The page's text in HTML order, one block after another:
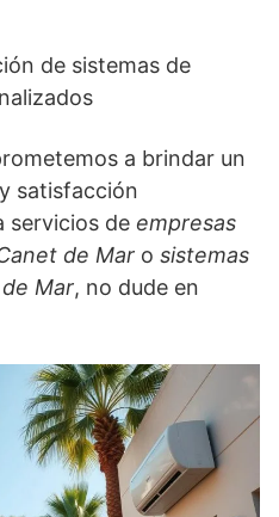
de sistemas de
a brindar un
satisfacción
servicios de empresas
de Mar o sistemas
Mar, no dude en